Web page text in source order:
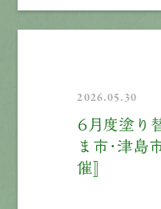
2026.05.30
６月度塗り
ま市・津島
催〛